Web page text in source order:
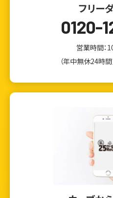
かんたん査定見積
フリー
0120-
営業時間：
（年中無休24時間